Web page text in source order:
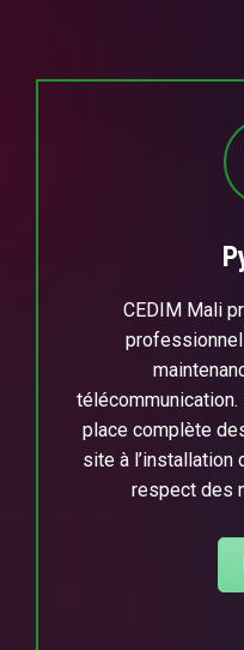
CEDIM Mali
place complète
site à l’installation
respect des